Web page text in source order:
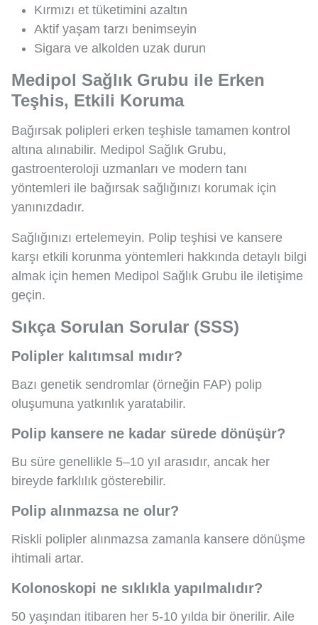
Kırmızı et tüketimini azaltın
Aktif yaşam tarzı benimseyin
Sigara ve alkolden uzak durun
Medipol Sağlık Grubu ile Erken
Teşhis, Etkili Koruma
Bağırsak polipleri erken teşhisle tamamen kontrol
altına alınabilir. Medipol Sağlık Grubu,
gastroenteroloji uzmanları ve modern tanı
yöntemleri ile bağırsak sağlığınızı korumak için
yanınızdadır.
Sağlığınızı ertelemeyin. Polip teşhisi ve kansere
karşı etkili korunma yöntemleri hakkında detaylı bilgi
almak için hemen Medipol Sağlık Grubu ile iletişime
geçin.
Sıkça Sorulan Sorular (SSS)
Polipler kalıtımsal mıdır?
Bazı genetik sendromlar (örneğin FAP) polip
oluşumuna yatkınlık yaratabilir.
Polip kansere ne kadar sürede dönüşür?
Bu süre genellikle 5–10 yıl arasıdır, ancak her
bireyde farklılık gösterebilir.
Polip alınmazsa ne olur?
Riskli polipler alınmazsa zamanla kansere dönüşme
ihtimali artar.
Kolonoskopi ne sıklıkla yapılmalıdır?
50 yaşından itibaren her 5-10 yılda bir önerilir. Aile